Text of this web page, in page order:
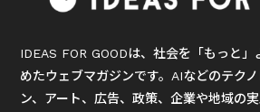
IDEAS FOR GOODは、社会を「もっと」
めたウェブマガジンです。AIなどのテク
ン、アート、広告、政策、企業や地域の